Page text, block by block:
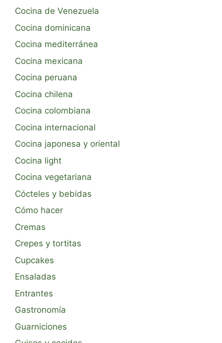
Cocina de Venezuela
Cocina dominicana
Cocina mediterránea
Cocina mexicana
Cocina peruana
Cocina chilena
Cocina colombiana
Cocina internacional
Cocina japonesa y oriental
Cocina light
Cocina vegetariana
Cócteles y bebidas
Cómo hacer
Cremas
Crepes y tortitas
Cupcakes
Ensaladas
Entrantes
Gastronomía
Guarniciones